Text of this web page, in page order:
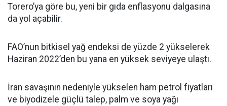
Torero’ya göre bu, yeni bir gıda enflasyonu dalgasına
da yol açabilir.
FAO’nun bitkisel yağ endeksi de yüzde 2 yükselerek
Haziran 2022’den bu yana en yüksek seviyeye ulaştı.
İran savaşının nedeniyle yükselen ham petrol fiyatları
ve biyodizele güçlü talep, palm ve soya yağı